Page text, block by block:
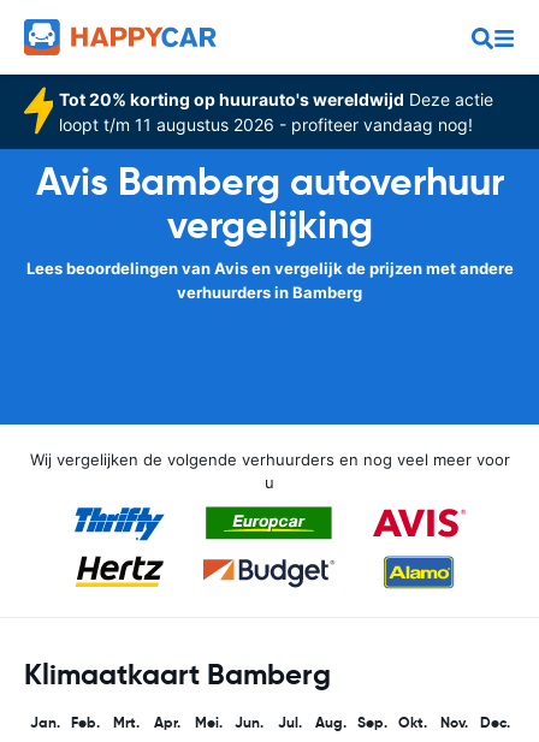
Tot 20% korting op huurauto's wereldwijd Deze actie
loopt t/m 11 augustus 2026 - profiteer vandaag nog!
Avis Bamberg autoverhuur
vergelijking
Lees beoordelingen van Avis en vergelijk de prijzen met andere
verhuurders in Bamberg
Wij vergelijken de volgende verhuurders en nog veel meer voor
u
Klimaatkaart Bamberg
Jan. Feb. Mrt. Apr. Mei. Jun. Jul. Aug. Sep. Okt. Nov. Dec.